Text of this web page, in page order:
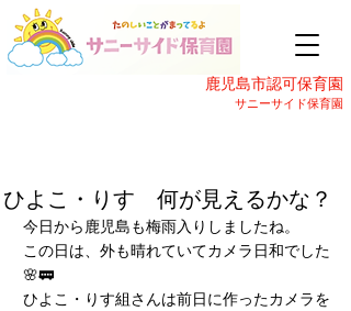
鹿児島市認可保育園
サニーサイド保育園
ひよこ・りす 何が見えるかな？
今日から鹿児島も梅雨入りしましたね。
この日は、外も晴れていてカメラ日和でした
🌸🚃
ひよこ・りす組さんは前日に作ったカメラを